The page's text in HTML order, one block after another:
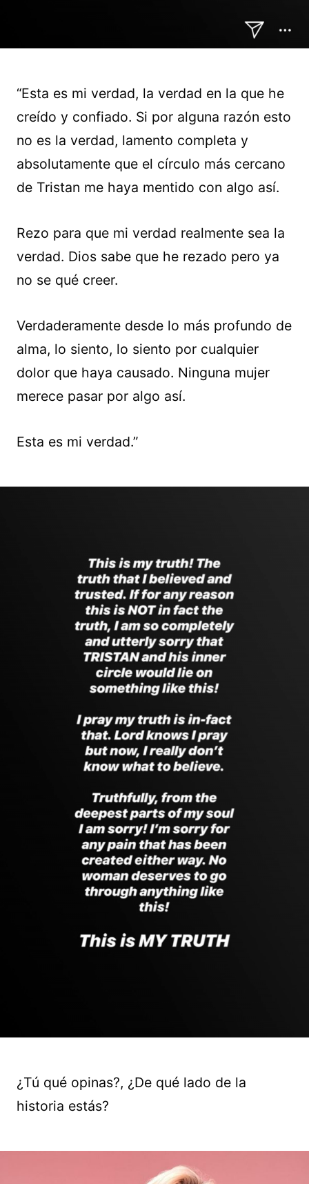
“Esta es mi verdad, la verdad en la que he
creído y confiado. Si por alguna razón esto
no es la verdad, lamento completa y
absolutamente que el círculo más cercano
de Tristan me haya mentido con algo así.
Rezo para que mi verdad realmente sea la
verdad. Dios sabe que he rezado pero ya
no se qué creer.
Verdaderamente desde lo más profundo de
alma, lo siento, lo siento por cualquier
dolor que haya causado. Ninguna mujer
merece pasar por algo así.
Esta es mi verdad.”
¿Tú qué opinas?, ¿De qué lado de la
historia estás?